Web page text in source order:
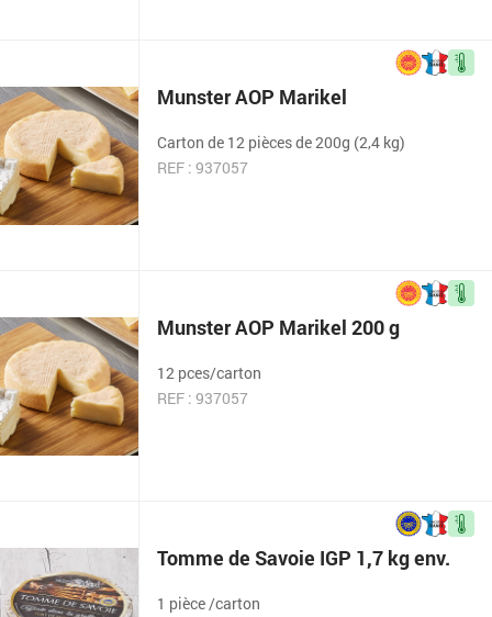
Munster AOP Marikel
Carton de 12 pièces de 200g (2,4 kg)
REF : 937057
Munster AOP Marikel 200 g
12 pces/carton
REF : 937057
Tomme de Savoie IGP 1,7 kg env.
1 pièce /carton